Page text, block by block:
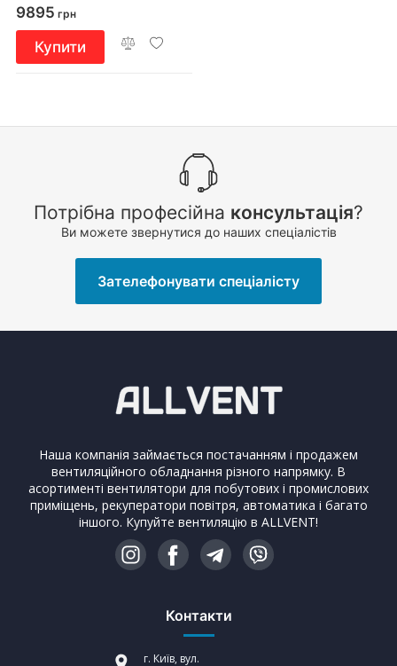
9895 грн
Купити
Потрібна професійна консультація?
Ви можете звернутися до наших спеціалістів
Зателефонувати спеціалісту
Наша компанія займається постачанням і продажем
вентиляційного обладнання різного напрямку. В
асортименті вентилятори для побутових і промислових
приміщень, рекуператори повітря, автоматика і багато
іншого. Купуйте вентиляцію в ALLVENT!
Контакти
г. Київ, вул.